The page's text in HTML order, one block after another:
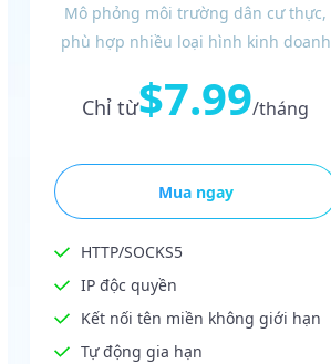
Mô phỏng môi trường dân cư thực,
phù hợp nhiều loại hình kinh doanh
Chỉ từ$7.99/tháng
Mua ngay
HTTP/SOCKS5
IP độc quyền
Kết nối tên miền không giới hạn
Tự động gia hạn